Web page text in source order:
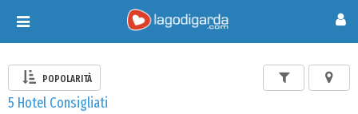
Toggle
navigation
POPOLARITÀ
5 Hotel Consigliati